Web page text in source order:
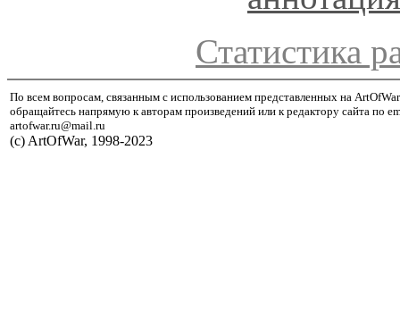
Статистика
По всем вопросам, связанным с использованием представленных на
обращайтесь напрямую к авторам произведений или к редактору сайта по
artofwar.ru@mail.ru
(с) ArtOfWar, 1998-2023